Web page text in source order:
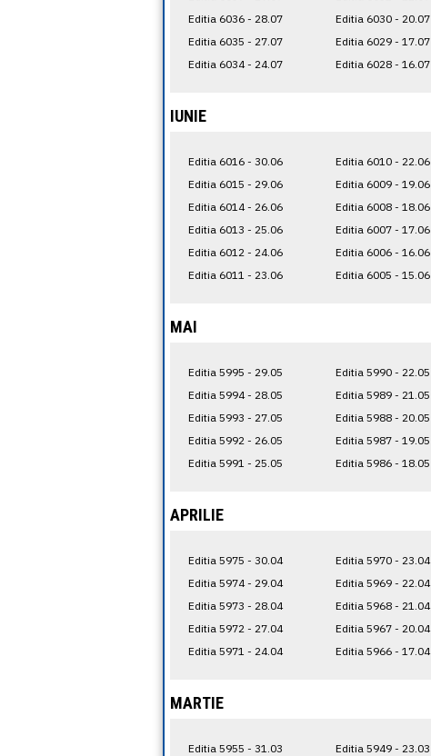
Editia 6036 - 28.07
Editia 6035 - 27.07
Editia 6034 - 24.07
Editia 6030 - 20.07
Editia 6029 - 17.07
Editia 6028 - 16.07
IUNIE
Editia 6016 - 30.06
Editia 6015 - 29.06
Editia 6014 - 26.06
Editia 6013 - 25.06
Editia 6012 - 24.06
Editia 6011 - 23.06
Editia 6010 - 22.06
Editia 6009 - 19.06
Editia 6008 - 18.06
Editia 6007 - 17.06
Editia 6006 - 16.06
Editia 6005 - 15.06
MAI
Editia 5995 - 29.05
Editia 5994 - 28.05
Editia 5993 - 27.05
Editia 5992 - 26.05
Editia 5991 - 25.05
Editia 5990 - 22.05
Editia 5989 - 21.05
Editia 5988 - 20.05
Editia 5987 - 19.05
Editia 5986 - 18.05
APRILIE
Editia 5975 - 30.04
Editia 5974 - 29.04
Editia 5973 - 28.04
Editia 5972 - 27.04
Editia 5971 - 24.04
Editia 5970 - 23.04
Editia 5969 - 22.04
Editia 5968 - 21.04
Editia 5967 - 20.04
Editia 5966 - 17.04
MARTIE
Editia 5955 - 31.03
Editia 5949 - 23.03